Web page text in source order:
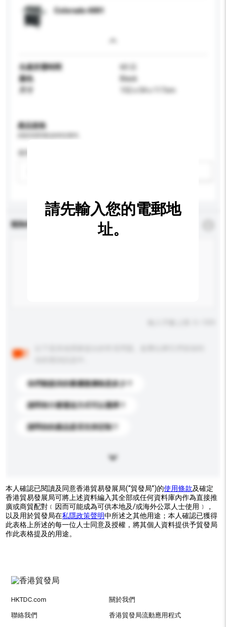
Colorado 4001
生產所需時間
60 日
顏色
Black
152 x 54 x 117cm
產品規格
查詢內容
你們能提供的最優惠價格是多少？
請問有什麼運送方式可以選擇？
請問你的產品是否支持定制？
請先輸入您的電郵地
址。
本人確認已閱讀及同意香港貿易發展局(“貿發局”)的使用條款及確定
香港貿易發展局可將上述資料編入其全部或任何資料庫內作為直接推
廣或商貿配對﹝因而可能成為可供本地及/或海外公眾人士使用﹞，
以及用於貿發局在私隱政策聲明中所述之其他用途；本人確認已獲得
此表格上所述的每一位人士同意及授權，將其個人資料提供予貿發局
作此表格提及的用途。
HKTDC.com 關於我們
聯絡我們 香港貿發局流動應用程式